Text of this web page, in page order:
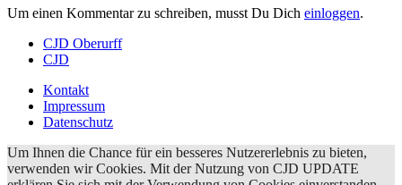
Um einen Kommentar zu schreiben, musst Du Dich einloggen.
CJD Oberurff
CJD
Kontakt
Impressum
Datenschutz
Um Ihnen die Chance für ein besseres Nutzererlebnis zu bieten,
verwenden wir Cookies. Mit der Nutzung von CJD UPDATE